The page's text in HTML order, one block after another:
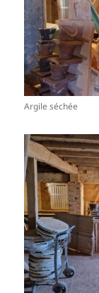
Argile séchée